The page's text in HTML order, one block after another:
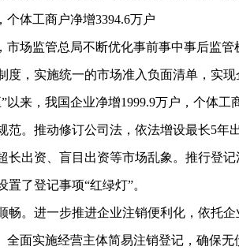
个体工商户净增3394.6万户
市场监管总局不断优化事前事中事后监
度，实施统一的市场准入负面清单，实
以来，我国企业净增1999.9万户，个体工
范。推动修订公司法，依法增设最长5年
长出资、盲目出资等市场乱象。推行登
了登记事项“红绿灯”。
畅。进一步推进企业注销便利化，依托
全面实施经营主体简易注销登记，确保